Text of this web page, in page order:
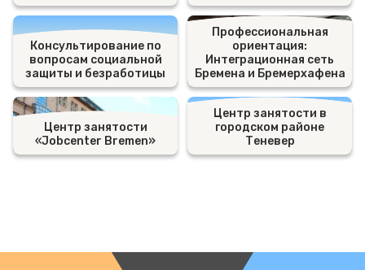
Консультирование по
вопросам социальной
защиты и безработицы
Профессиональная
ориентация:
Интеграционная сеть
Бремена и Бремерхафена
Центр занятости
«Jobcenter Bremen»
Центр занятости в
городском районе
Теневер